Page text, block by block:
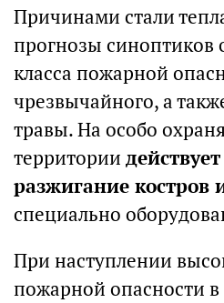
Причинами стали
прогнозы
класса пожарной
чрезвычайного, а
травы. На особо
территории
разжигание костров
специально
При наступлении
пожарной опасности